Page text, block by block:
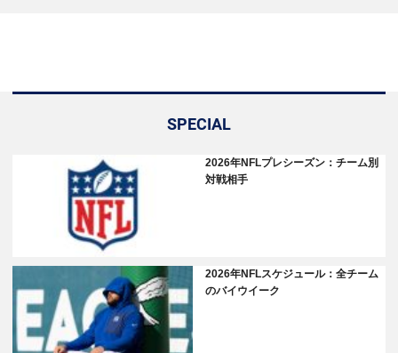
SPECIAL
2026年NFLプレシーズン：チーム別
対戦相手
2026年NFLスケジュール：全チーム
のバイウイーク